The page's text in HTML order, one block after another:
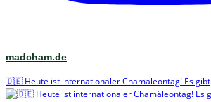
madcham.de
🇩🇪 Heute ist internationaler Chamäleontag! Es gibt